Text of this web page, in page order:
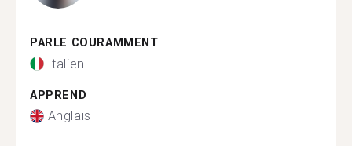
PARLE COURAMMENT
Italien
APPREND
Anglais